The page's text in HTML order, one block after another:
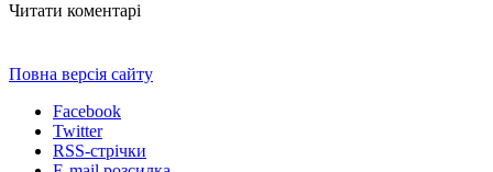
Читати коментарі
Повна версія сайту
Facebook
Twitter
RSS-стрічки